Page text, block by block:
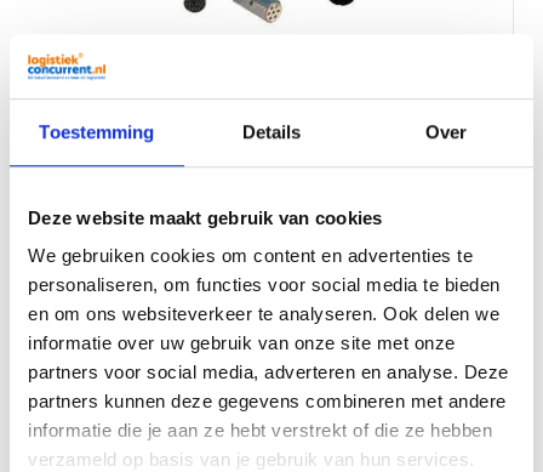
Toestemming Details Over
Deze website maakt gebruik van cookies
We gebruiken cookies om content en advertenties te
personaliseren, om functies voor social media te bieden
en om ons websiteverkeer te analyseren. Ook delen we
informatie over uw gebruik van onze site met onze
partners voor social media, adverteren en analyse. Deze
partners kunnen deze gegevens combineren met andere
informatie die je aan ze hebt verstrekt of die ze hebben
verzameld op basis van je gebruik van hun services.
Spiraalkabel Adapter 1x 15-polig naar 2x 7-polig
24V 3,5 meter
57,50
Op voorraad
Op werkdagen vóór 18:00 besteld, vandaag verzonden